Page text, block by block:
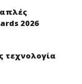
2026
τεχνολογία